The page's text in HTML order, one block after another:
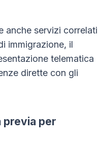
anche servizi correlati
immigrazione, il
telematica
dirette con gli
previa per